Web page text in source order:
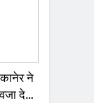
ने
देने